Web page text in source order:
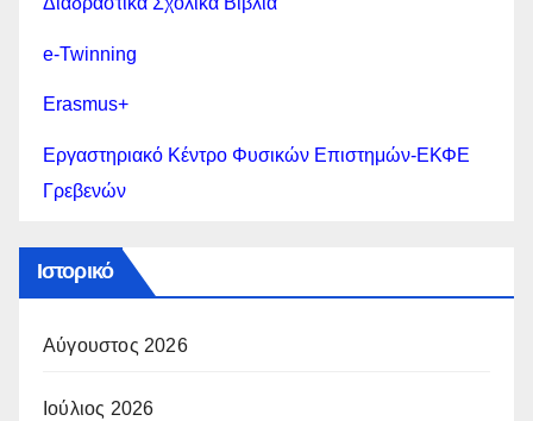
e-Twinning
Erasmus+
Εργαστηριακό Κέντρο Φυσικών Επιστημών-ΕΚΦΕ
Γρεβενών
Ιστορικό
Αύγουστος 2026
Ιούλιος 2026